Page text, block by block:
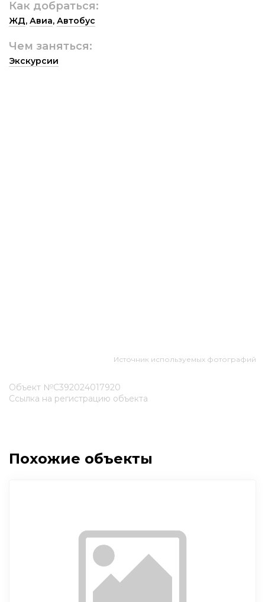
Как добраться:
ЖД, Авиа, Автобус
Чем заняться:
Экскурсии
Источник используемых фотографий
Объект №С392024017920
Ссылка на регистрацию объекта
Похожие объекты